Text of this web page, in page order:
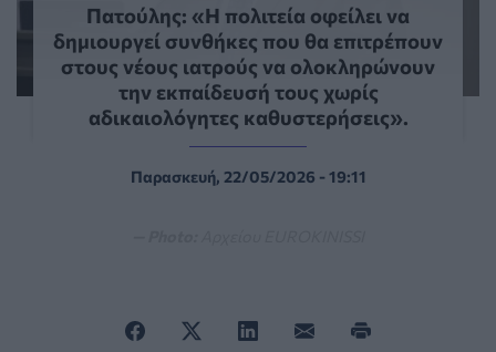
Πατούλης: «Η πολιτεία οφείλει να
δημιουργεί συνθήκες που θα επιτρέπουν
στους νέους ιατρούς να ολοκληρώνουν
την εκπαίδευσή τους χωρίς
αδικαιολόγητες καθυστερήσεις».
Παρασκευή, 22/05/2026 - 19:11